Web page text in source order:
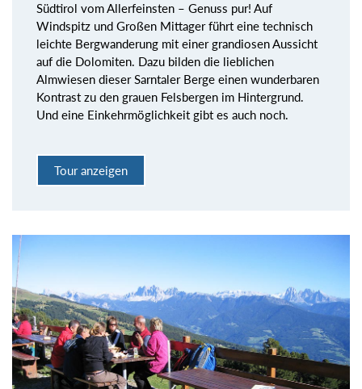
Südtirol vom Allerfeinsten – Genuss pur! Auf
Windspitz und Großen Mittager führt eine technisch
leichte Bergwanderung mit einer grandiosen Aussicht
auf die Dolomiten. Dazu bilden die lieblichen
Almwiesen dieser Sarntaler Berge einen wunderbaren
Kontrast zu den grauen Felsbergen im Hintergrund.
Und eine Einkehrmöglichkeit gibt es auch noch.
Tour anzeigen